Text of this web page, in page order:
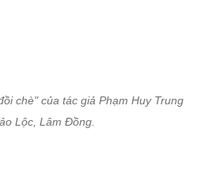
chè" của tác giả Phạm Huy Trung
Lộc, Lâm Đồng.